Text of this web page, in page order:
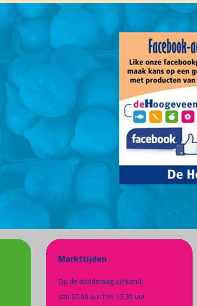
Markttijden
Op de donderdag ochtend:
van 07.00 uur t/m 13.30 uur